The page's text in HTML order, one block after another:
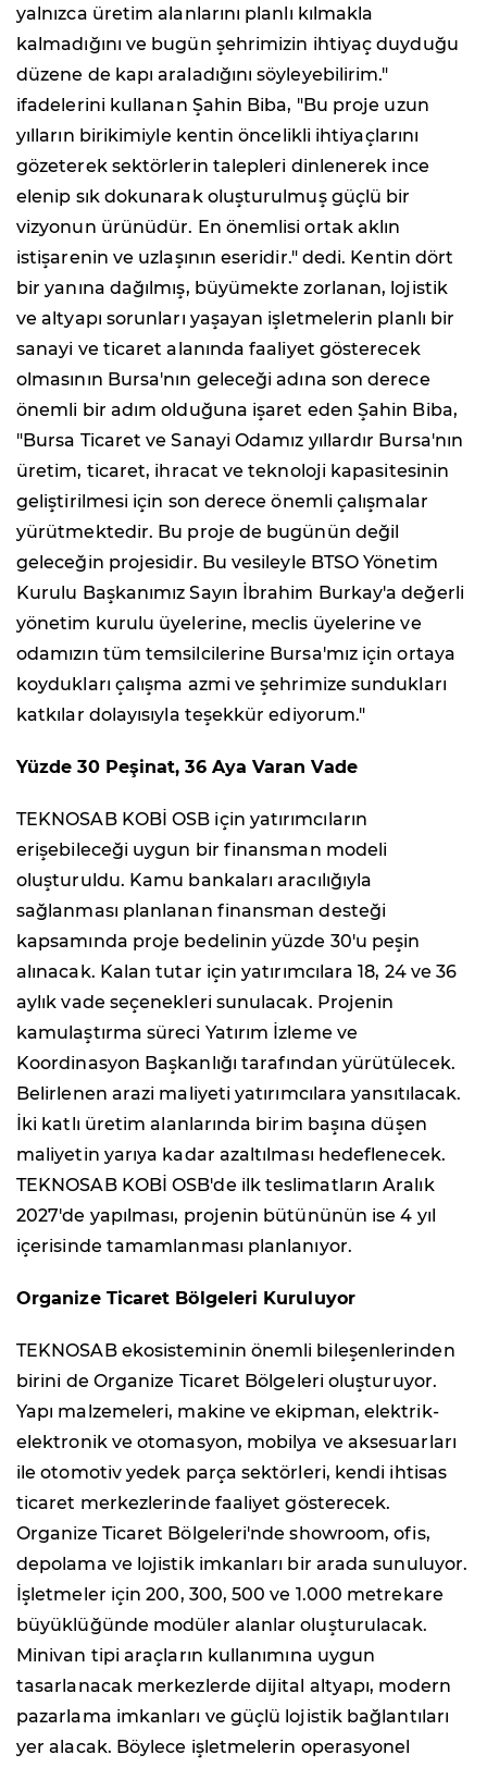
yalnızca üretim alanlarını planlı kılmakla
kalmadığını ve bugün şehrimizin ihtiyaç duyduğu
düzene de kapı araladığını söyleyebilirim."
ifadelerini kullanan Şahin Biba, "Bu proje uzun
yılların birikimiyle kentin öncelikli ihtiyaçlarını
gözeterek sektörlerin talepleri dinlenerek ince
elenip sık dokunarak oluşturulmuş güçlü bir
vizyonun ürünüdür. En önemlisi ortak aklın
istişarenin ve uzlaşının eseridir." dedi. Kentin dört
bir yanına dağılmış, büyümekte zorlanan, lojistik
ve altyapı sorunları yaşayan işletmelerin planlı bir
sanayi ve ticaret alanında faaliyet gösterecek
olmasının Bursa'nın geleceği adına son derece
önemli bir adım olduğuna işaret eden Şahin Biba,
"Bursa Ticaret ve Sanayi Odamız yıllardır Bursa'nın
üretim, ticaret, ihracat ve teknoloji kapasitesinin
geliştirilmesi için son derece önemli çalışmalar
yürütmektedir. Bu proje de bugünün değil
geleceğin projesidir. Bu vesileyle BTSO Yönetim
Kurulu Başkanımız Sayın İbrahim Burkay'a değerli
yönetim kurulu üyelerine, meclis üyelerine ve
odamızın tüm temsilcilerine Bursa'mız için ortaya
koydukları çalışma azmi ve şehrimize sundukları
katkılar dolayısıyla teşekkür ediyorum."
Yüzde 30 Peşinat, 36 Aya Varan Vade
TEKNOSAB KOBİ OSB için yatırımcıların
erişebileceği uygun bir finansman modeli
oluşturuldu. Kamu bankaları aracılığıyla
sağlanması planlanan finansman desteği
kapsamında proje bedelinin yüzde 30'u peşin
alınacak. Kalan tutar için yatırımcılara 18, 24 ve 36
aylık vade seçenekleri sunulacak. Projenin
kamulaştırma süreci Yatırım İzleme ve
Koordinasyon Başkanlığı tarafından yürütülecek.
Belirlenen arazi maliyeti yatırımcılara yansıtılacak.
İki katlı üretim alanlarında birim başına düşen
maliyetin yarıya kadar azaltılması hedeflenecek.
TEKNOSAB KOBİ OSB'de ilk teslimatların Aralık
2027'de yapılması, projenin bütününün ise 4 yıl
içerisinde tamamlanması planlanıyor.
Organize Ticaret Bölgeleri Kuruluyor
TEKNOSAB ekosisteminin önemli bileşenlerinden
birini de Organize Ticaret Bölgeleri oluşturuyor.
Yapı malzemeleri, makine ve ekipman, elektrik-
elektronik ve otomasyon, mobilya ve aksesuarları
ile otomotiv yedek parça sektörleri, kendi ihtisas
ticaret merkezlerinde faaliyet gösterecek.
Organize Ticaret Bölgeleri'nde showroom, ofis,
depolama ve lojistik imkanları bir arada sunuluyor.
İşletmeler için 200, 300, 500 ve 1.000 metrekare
büyüklüğünde modüler alanlar oluşturulacak.
Minivan tipi araçların kullanımına uygun
tasarlanacak merkezlerde dijital altyapı, modern
pazarlama imkanları ve güçlü lojistik bağlantıları
yer alacak. Böylece işletmelerin operasyonel